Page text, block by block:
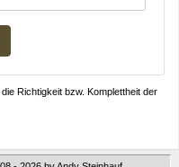
Richtigkeit bzw. Komplettheit der